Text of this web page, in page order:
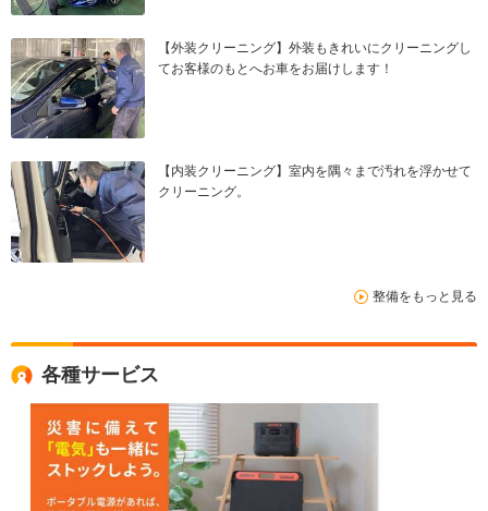
【外装クリーニング】外装もきれいにクリーニングし
てお客様のもとへお車をお届けします！
【内装クリーニング】室内を隅々まで汚れを浮かせて
クリーニング。
整備をもっと見る
各種サービス